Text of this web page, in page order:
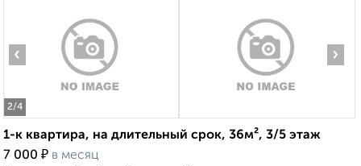
2/4
‹ ›
1-к квартира, на длительный срок, 36м², 3/5 этаж
7 000 ₽ в месяц